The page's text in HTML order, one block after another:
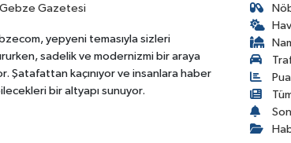
yepyeni temasıyla sizleri
sadelik ve modernizmi bir araya
Şatafattan kaçınıyor ve insanlara haber
bir altyapı sunuyor.